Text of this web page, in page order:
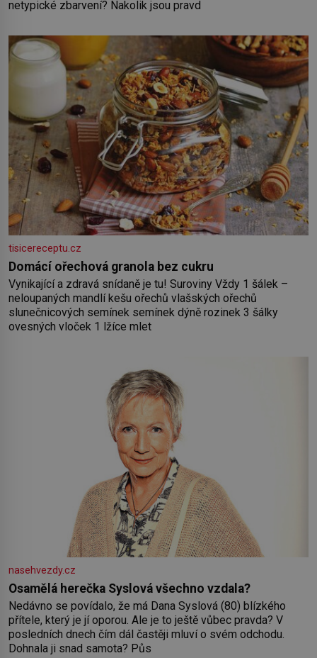
netypické zbarvení? Nakolik jsou pravd
tisicereceptu.cz
Domácí ořechová granola bez cukru
Vynikající a zdravá snídaně je tu! Suroviny Vždy 1 šálek –
neloupaných mandlí kešu ořechů vlašských ořechů
slunečnicových semínek semínek dýně rozinek 3 šálky
ovesných vloček 1 lžíce mlet
nasehvezdy.cz
Osamělá herečka Syslová všechno vzdala?
Nedávno se povídalo, že má Dana Syslová (80) blízkého
přítele, který je jí oporou. Ale je to ještě vůbec pravda? V
posledních dnech čím dál častěji mluví o svém odchodu.
Dohnala ji snad samota? Půs